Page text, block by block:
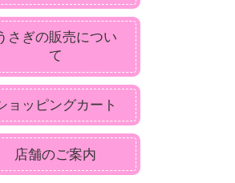
さぎの販売につい
て
ョッピングカート
店舗のご案内